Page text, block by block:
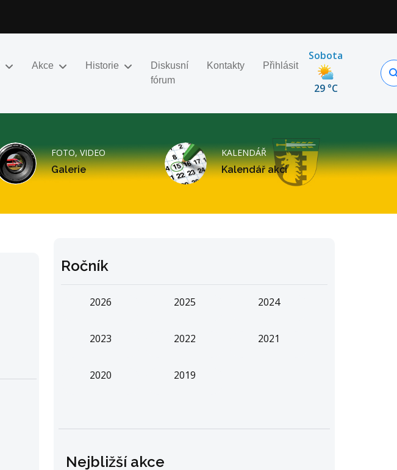
Akce Historie
Diskusní
fórum
Kontakty Přihlásit
Sobota
29 °C
FOTO, VIDEO
Galerie
KALENDÁŘ
Kalendář akcí
Ročník
2026 2025 2024
2023 2022 2021
2020 2019
Nejbližší akce